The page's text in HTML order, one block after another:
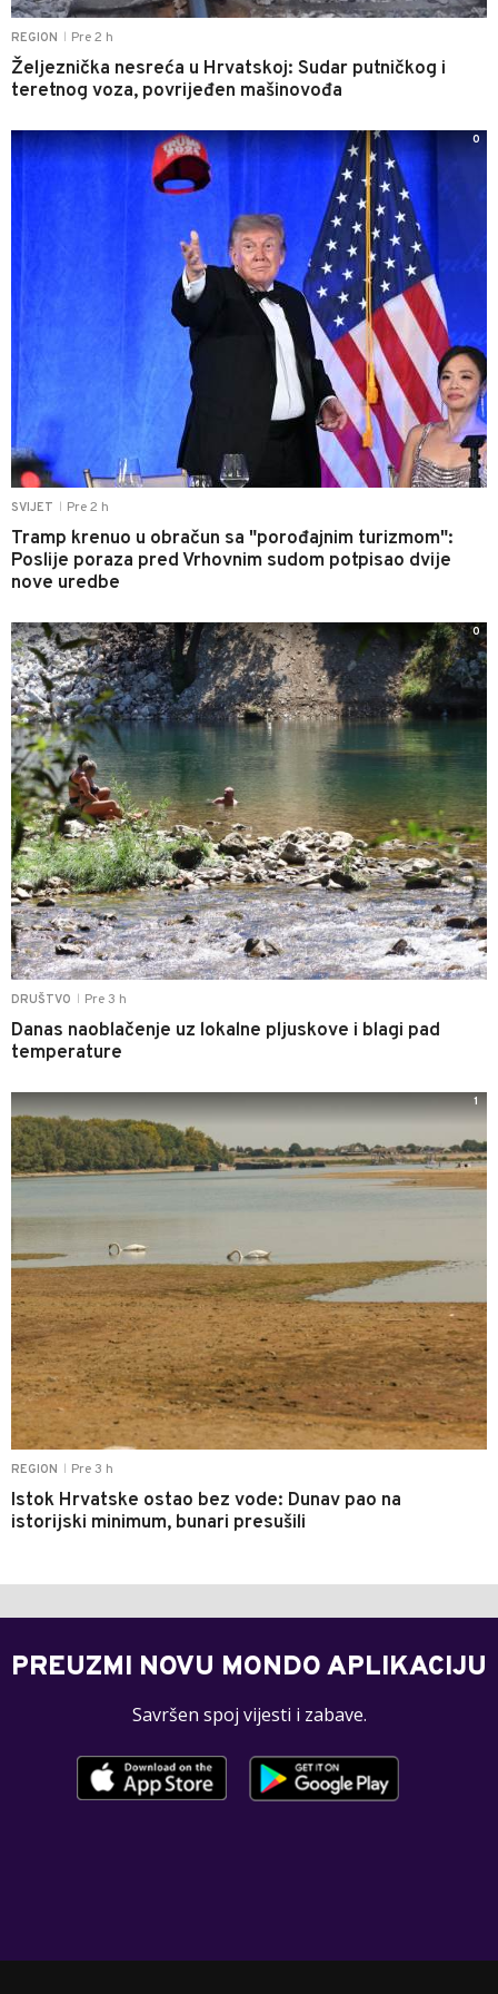
REGION Pre 2 h
Željeznička nesreća u Hrvatskoj: Sudar putničkog i
teretnog voza, povrijeđen mašinovođa
SVIJET Pre 2 h
Tramp krenuo u obračun sa "porođajnim turizmom":
Poslije poraza pred Vrhovnim sudom potpisao dvije
nove uredbe
0
DRUŠTVO Pre 3 h
Danas naoblačenje uz lokalne pljuskove i blagi pad
temperature
0
REGION Pre 3 h
Istok Hrvatske ostao bez vode: Dunav pao na
istorijski minimum, bunari presušili
1
PREUZMI NOVU MONDO APLIKACIJU
Savršen spoj vijesti i zabave.